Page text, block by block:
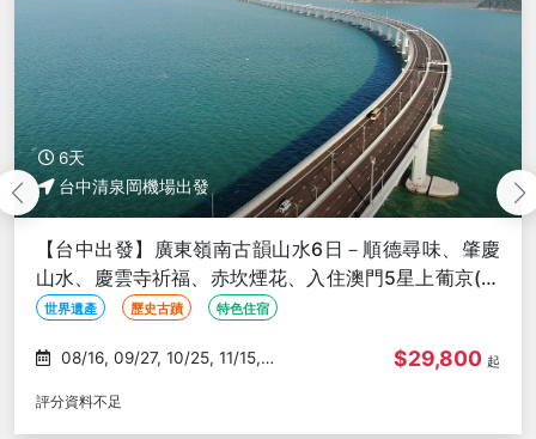
8天
台中清泉岡機場出發
廣東湖南雙省美食８日－英西峰林·洞天仙境、郴州馬皇
丘峽谷、高椅嶺懸空棧道、莽山五指峰、澳門市區遊
(文化參訪)
世界遺產 歷史古蹟 親子旅遊
09/03, 10/22, 11/19, 12/17,
$40,800 起
評分資料不足